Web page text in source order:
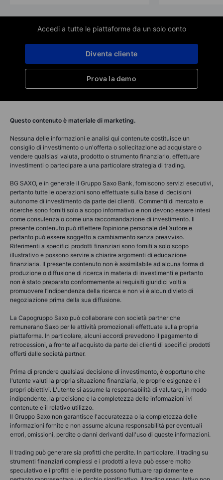
Accedi a tutte le piattaforme da un solo conto
Prova la demo
Diventa cliente
Questo contenuto è materiale di marketing.
Nessuna delle informazioni e analisi qui contenute costituisce un
consiglio di investimento o un'offerta o sollecitazione ad acquistare o
vendere qualsiasi valuta, prodotto o strumento finanziario, effettuare
investimenti o partecipare a una particolare strategia di trading.
BG SAXO, e in generale il Gruppo Saxo Bank, forniscono servizi esecutivi,
pertanto tutte le operazioni sono effettuate sulla base di decisioni
autonome di investimento da parte dei clienti. Commenti di mercato e
ricerche sono forniti solo a scopo informativo e non devono essere intesi
come consulenza o come una raccomandazione di investimento. Il
presente contenuto può riflettere l’opinione personale dell’autore e
pertanto può essere soggetto a cambiamento senza preavviso.
Riferimenti a specifici prodotti finanziari sono forniti a solo scopo
illustrativo e possono servire a chiarire argomenti di educazione
finanziaria. Il presente contenuto non è assimilabile ad alcuna forma di
produzione o diffusione di ricerca in materia di investimenti e pertanto
non è stato preparato conformemente ai requisiti giuridici volti a
promuovere l’indipendenza della ricerca e non vi è alcun divieto di
negoziazione prima della sua diffusione.
La Capogruppo Saxo può collaborare con società partner che
remunerano Saxo per le attività promozionali effettuate sulla propria
piattaforma. In particolare, alcuni accordi prevedono il pagamento di
retrocessioni, a fronte all'acquisto da parte dei clienti di specifici prodotti
offerti dalle società partner.
Prima di prendere qualsiasi decisione di investimento, è opportuno che
l'utente valuti la propria situazione finanziaria, le proprie esigenze e i
propri obiettivi. L'utente si assume la responsabilità di valutare, in modo
indipendente, la precisione e la completezza delle informazioni ivi
contenute e il relativo utilizzo.
Il Gruppo Saxo non garantisce l'accuratezza o la completezza delle
informazioni fornite e non assume alcuna responsabilità per eventuali
errori, omissioni, perdite o danni derivanti dall'uso di queste informazioni.
Il trading può generare sia profitti che perdite. In particolare, il trading su
strumenti finanziari complessi e i prodotti a leva può essere molto
speculativo e i profitti e le perdite possono fluttuare rapidamente e